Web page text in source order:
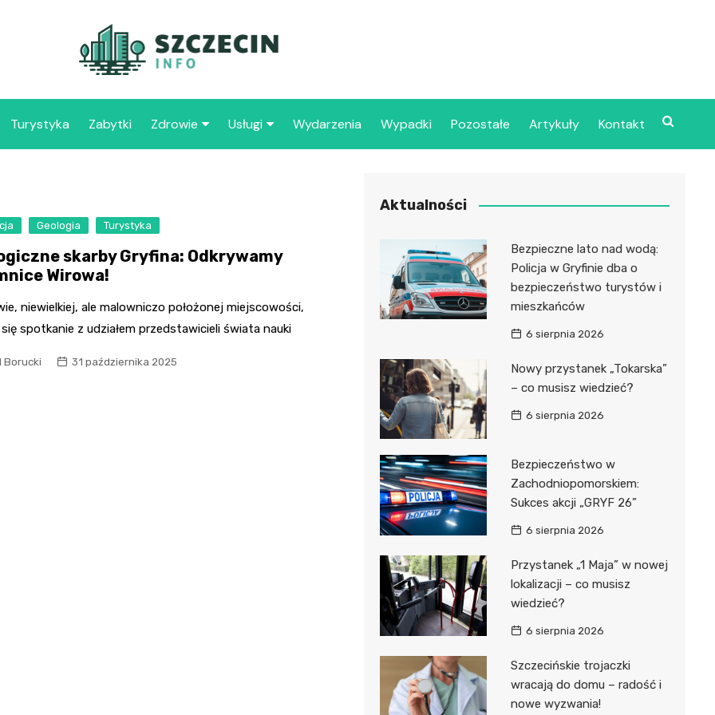
Turystyka Zabytki Zdrowie
109 Szpital Wojskowy w
Szczecinie
Samodzielny Publiczny
Specjalistyczny Zakład
Opieki Zdrowotnej
Szpital Kliniczny nr 1 im. T.
Sokołowskiego
Pomorskiej Akademii
Medycznej
Samodzielny Publiczny
Szpital Kliniczny nr 2
Specjalistyczny Szpital im.
A. Sokołowskiego
Samodzielny Publiczny
Wojewódzki Szpital
Zespolony im. M.
Skłodowskiej-Curi
Usługi Wydarzenia Wypadki Pozostałe Artykuły Kontakt
Geologia Turystyka
skarby Gryfina: Odkrywamy
Wirowa!
niewielkiej, ale malowniczo położonej miejscowości,
się spotkanie z udziałem przedstawicieli świata nauki
Borucki 31 października 2025
Aktualności
Bezpieczne lato nad wodą:
Policja w Gryfinie dba o
bezpieczeństwo turystów i
mieszkańców
6 sierpnia 2026
Nowy przystanek „Tokarska”
– co musisz wiedzieć?
6 sierpnia 2026
Bezpieczeństwo w
Zachodniopomorskiem:
Sukces akcji „GRYF 26”
6 sierpnia 2026
Przystanek „1 Maja” w nowej
lokalizacji – co musisz
wiedzieć?
6 sierpnia 2026
Szczecińskie trojaczki
wracają do domu – radość i
nowe wyzwania!